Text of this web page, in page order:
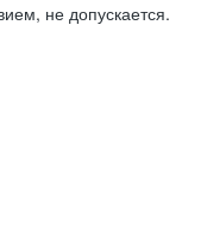
не допускается.